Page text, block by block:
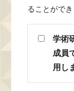
ることができ
学術
成員
用し